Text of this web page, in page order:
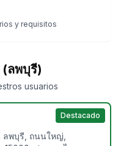
y requisitos
ลพบุรี)
usuarios
Destacado
cannabis shop
ลพบุรี, ถนนใหญ่,